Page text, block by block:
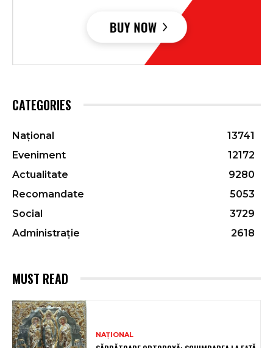
CATEGORIES
Național
13741
Eveniment
12172
Actualitate
9280
Recomandate
5053
Social
3729
Administrație
2618
MUST READ
NAȚIONAL